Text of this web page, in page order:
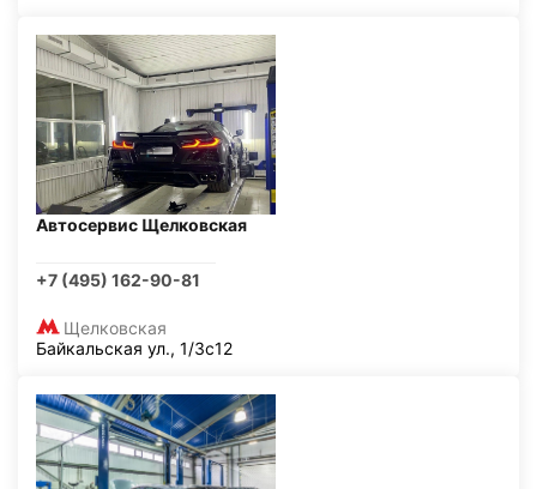
Автосервис Щелковская
+7 (495) 162-90-81
Щелковская
Байкальская ул., 1/3с12